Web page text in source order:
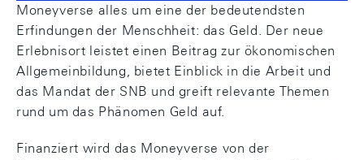
Moneyverse alles um eine der bedeutendsten
Erfindungen der Menschheit: das Geld. Der neue
Erlebnisort leistet einen Beitrag zur ökonomischen
Allgemeinbildung, bietet Einblick in die Arbeit und
das Mandat der SNB und greift relevante Themen
rund um das Phänomen Geld auf.
Finanziert wird das Moneyverse von der